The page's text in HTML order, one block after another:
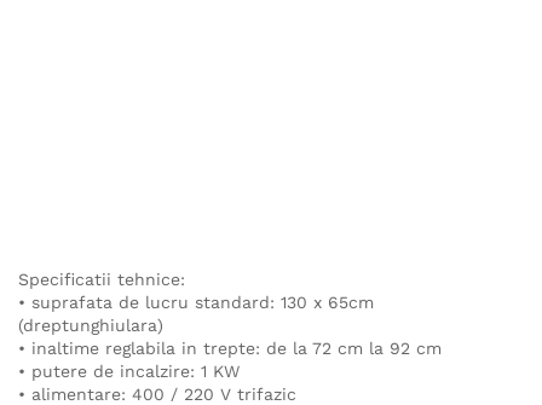
Specificatii tehnice:
• suprafata de lucru standard: 130 x 65cm
(dreptunghiulara)
• inaltime reglabila in trepte: de la 72 cm la 92 cm
• putere de incalzire: 1 KW
• alimentare: 400 / 220 V trifazic